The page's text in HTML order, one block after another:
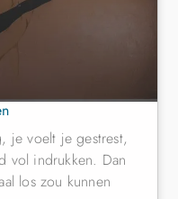
je voelt je gestrest,
vol indrukken. Dan
los zou kunnen